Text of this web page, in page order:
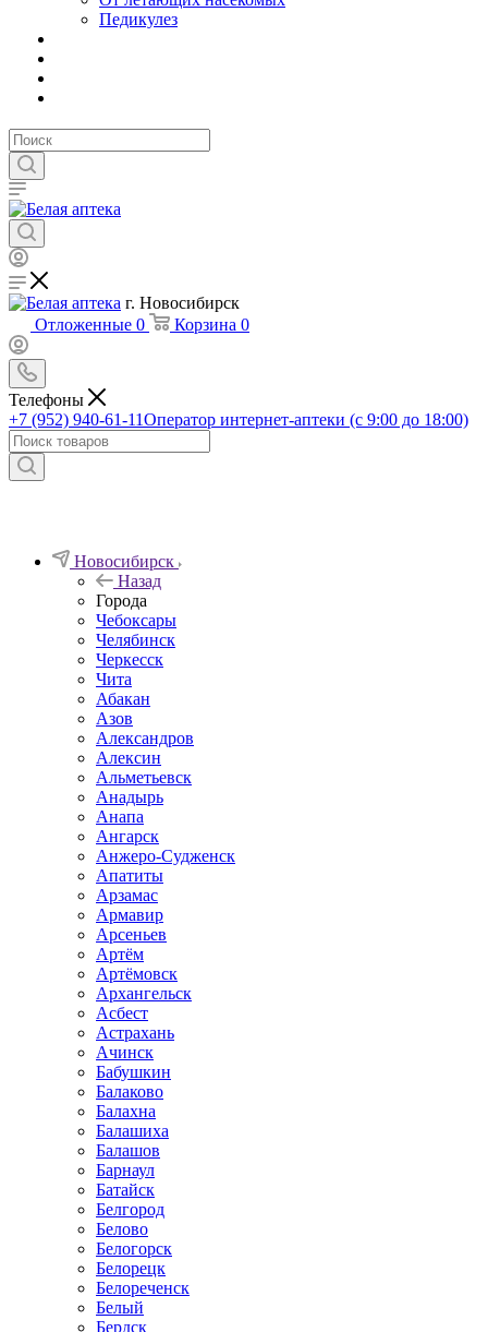
Педикулез
г. Новосибирск
Отложенные 0 Корзина 0
Телефоны
+7 (952) 940-61-11Оператор интернет-аптеки (с 9:00 до 18:00)
Новосибирск
Назад
Города
Чебоксары
Челябинск
Черкесск
Чита
Абакан
Азов
Александров
Алексин
Альметьевск
Анадырь
Анапа
Ангарск
Анжеро-Судженск
Апатиты
Арзамас
Армавир
Арсеньев
Артём
Артёмовск
Архангельск
Асбест
Астрахань
Ачинск
Бабушкин
Балаково
Балахна
Балашиха
Балашов
Барнаул
Батайск
Белгород
Белово
Белогорск
Белорецк
Белореченск
Белый
Бердск